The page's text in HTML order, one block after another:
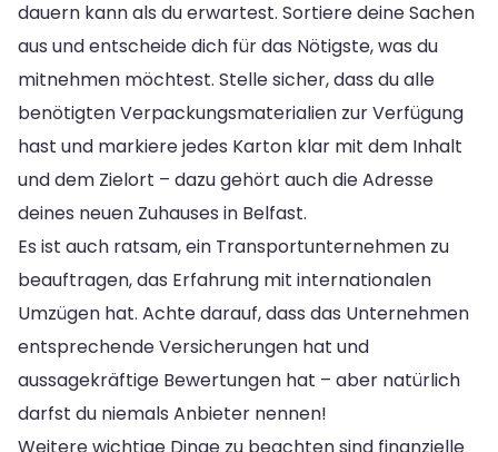
dauern kann als du erwartest. Sortiere deine Sachen
aus und entscheide dich für das Nötigste, was du
mitnehmen möchtest. Stelle sicher, dass du alle
benötigten Verpackungsmaterialien zur Verfügung
hast und markiere jedes Karton klar mit dem Inhalt
und dem Zielort – dazu gehört auch die Adresse
deines neuen Zuhauses in Belfast.
Es ist auch ratsam, ein Transportunternehmen zu
beauftragen, das Erfahrung mit internationalen
Umzügen hat. Achte darauf, dass das Unternehmen
entsprechende Versicherungen hat und
aussagekräftige Bewertungen hat – aber natürlich
darfst du niemals Anbieter nennen!
Weitere wichtige Dinge zu beachten sind finanzielle